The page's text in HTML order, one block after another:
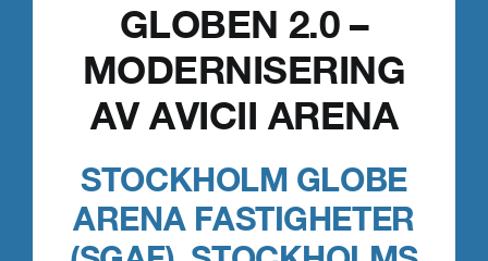
GLOBEN 2.0 –
MODERNISERING
AV AVICII ARENA
STOCKHOLM GLOBE
ARENA FASTIGHETER